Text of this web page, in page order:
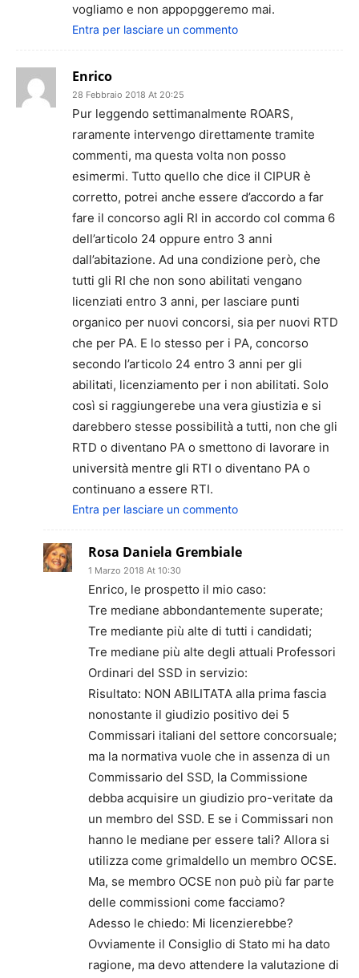
vogliamo e non appopggeremo mai.
Entra per lasciare un commento
Enrico
28 Febbraio 2018 At 20:25
Pur leggendo settimanalmente ROARS,
raramente intervengo direttamente tramite
commenti, ma questa volta non posso
esimermi. Tutto quello che dice il CIPUR è
corretto, potrei anche essere d’accordo a far
fare il concorso agli RI in accordo col comma 6
dell’articolo 24 oppure entro 3 anni
dall’abitazione. Ad una condizione però, che
tutti gli RI che non sono abilitati vengano
licenziati entro 3 anni, per lasciare punti
organico per nuovi concorsi, sia per nuovi RTD
che per PA. E lo stesso per i PA, concorso
secondo l’articolo 24 entro 3 anni per gli
abilitati, licenziamento per i non abilitati. Solo
così si raggiungerebe una vera giustizia e si
darebbero stesse possibilità a tutti, non che gli
RTD o diventano PA o smettono di lavorare in
università mentre gli RTI o diventano PA o
continuano a essere RTI.
Entra per lasciare un commento
Rosa Daniela Grembiale
1 Marzo 2018 At 10:30
Enrico, le prospetto il mio caso:
Tre mediane abbondantemente superate;
Tre mediante più alte di tutti i candidati;
Tre mediane più alte degli attuali Professori
Ordinari del SSD in servizio:
Risultato: NON ABILITATA alla prima fascia
nonostante il giudizio positivo dei 5
Commissari italiani del settore concorsuale;
ma la normativa vuole che in assenza di un
Commissario del SSD, la Commissione
debba acquisire un giudizio pro-veritate da
un membro del SSD. E se i Commissari non
hanno le mediane per essere tali? Allora si
utilizza come grimaldello un membro OCSE.
Ma, se membro OCSE non può più far parte
delle commissioni come facciamo?
Adesso le chiedo: Mi licenzierebbe?
Ovviamente il Consiglio di Stato mi ha dato
ragione, ma devo attendere la valutazione di